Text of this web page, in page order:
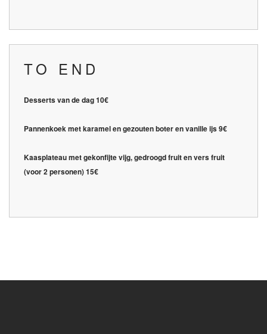
TO END
Desserts van de dag 10€
Pannenkoek met karamel en gezouten boter en vanille ijs 9€
Kaasplateau met gekonfijte vijg, gedroogd fruit en vers fruit
(voor 2 personen) 15€